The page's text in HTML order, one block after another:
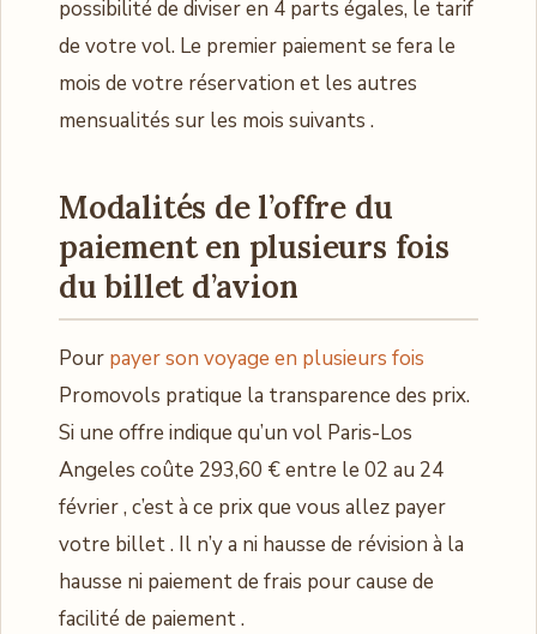
possibilité de diviser en 4 parts égales, le tarif
de votre vol. Le premier paiement se fera le
mois de votre réservation et les autres
mensualités sur les mois suivants .
Modalités de l’offre du
paiement en plusieurs fois
du billet d’avion
Pour payer son voyage en plusieurs fois
Promovols pratique la transparence des prix.
Si une offre indique qu’un vol Paris-Los
Angeles coûte 293,60 € entre le 02 au 24
février , c’est à ce prix que vous allez payer
votre billet . Il n’y a ni hausse de révision à la
hausse ni paiement de frais pour cause de
facilité de paiement .